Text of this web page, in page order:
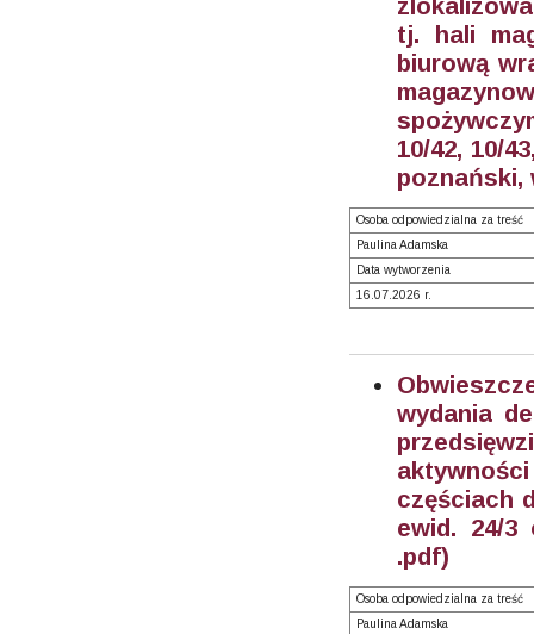
tj. hali
biurową
10/42, 10/
poznański,
Osoba odpowiedzialna za treść
Paulina Adamska
Data wytworzenia
16.07.2026 r.
wydania
częściach
ewid. 24/3
.pdf)
Osoba odpowiedzialna za treść
Paulina Adamska